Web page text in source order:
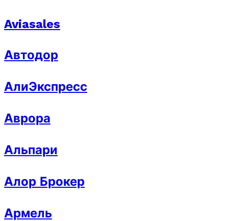
Aviasales
Автодор
АлиЭкспресс
Аврора
Альпари
Алор Брокер
Армель